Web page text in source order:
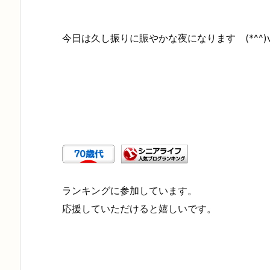
今日は久し振りに賑やかな夜になります
ランキングに参加しています。
応援していただけると嬉しいです。